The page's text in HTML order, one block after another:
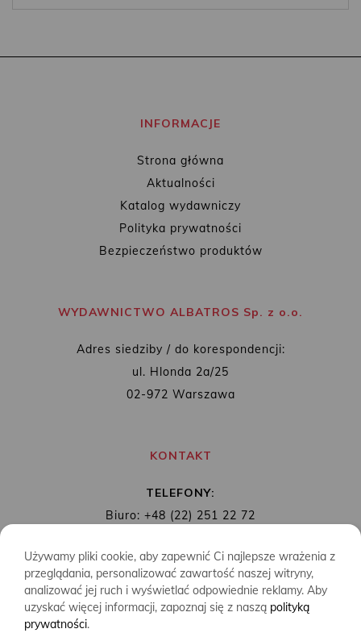
INFORMACJE
Strona główna
Aktualności
Katalog wydawniczy
Polityka prywatności
Bezpieczeństwo produktów
WYDAWNICTWO ALBATROS Sp. z o.o.
Adres siedziby / do korespondencji:
ul. Hlonda 2a/25
02-972 Warszawa
KONTAKT
TELEFONY:
Biuro: +48 (22) 251 22 72
MAIL: biuro@wydawnictwoalbatros.com
Używamy pliki cookie, aby zapewnić Ci najlepsze wrażenia z
przeglądania, personalizować zawartość naszej witryny,
analizować jej ruch i wyświetlać odpowiednie reklamy. Aby
uzyskać więcej informacji, zapoznaj się z naszą polityką
prywatności.